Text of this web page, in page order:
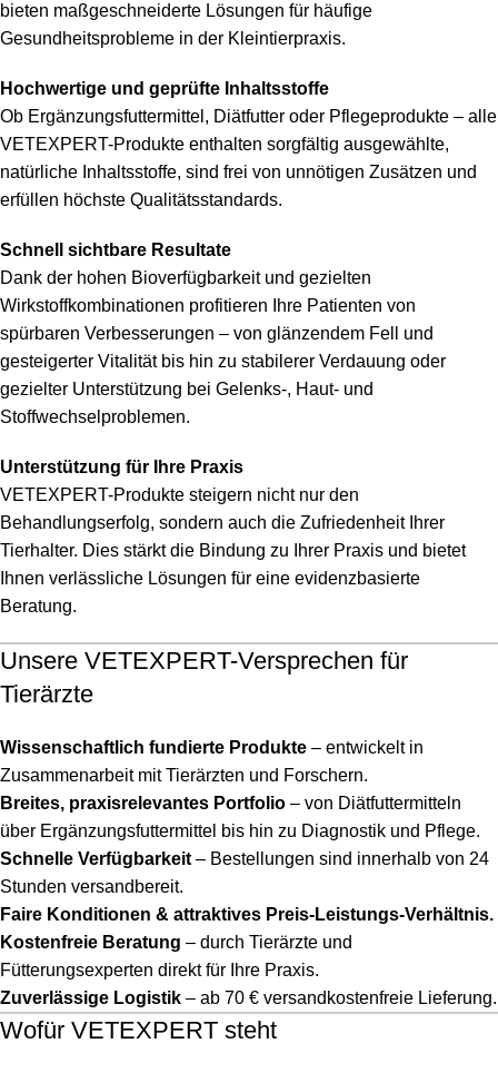
bieten maßgeschneiderte Lösungen für häufige
Gesundheitsprobleme in der Kleintierpraxis.
Hochwertige und geprüfte Inhaltsstoffe
Ob Ergänzungsfuttermittel, Diätfutter oder Pflegeprodukte – alle
VETEXPERT-Produkte enthalten sorgfältig ausgewählte,
natürliche Inhaltsstoffe, sind frei von unnötigen Zusätzen und
erfüllen höchste Qualitätsstandards.
Schnell sichtbare Resultate
Dank der hohen Bioverfügbarkeit und gezielten
Wirkstoffkombinationen profitieren Ihre Patienten von
spürbaren Verbesserungen – von glänzendem Fell und
gesteigerter Vitalität bis hin zu stabilerer Verdauung oder
gezielter Unterstützung bei Gelenks-, Haut- und
Stoffwechselproblemen.
Unterstützung für Ihre Praxis
VETEXPERT-Produkte steigern nicht nur den
Behandlungserfolg, sondern auch die Zufriedenheit Ihrer
Tierhalter. Dies stärkt die Bindung zu Ihrer Praxis und bietet
Ihnen verlässliche Lösungen für eine evidenzbasierte
Beratung.
Unsere VETEXPERT-Versprechen für
Tierärzte
Wissenschaftlich fundierte Produkte – entwickelt in
Zusammenarbeit mit Tierärzten und Forschern.
Breites, praxisrelevantes Portfolio – von Diätfuttermitteln
über Ergänzungsfuttermittel bis hin zu Diagnostik und Pflege.
Schnelle Verfügbarkeit – Bestellungen sind innerhalb von 24
Stunden versandbereit.
Faire Konditionen & attraktives Preis-Leistungs-Verhältnis.
Kostenfreie Beratung – durch Tierärzte und
Fütterungsexperten direkt für Ihre Praxis.
Zuverlässige Logistik – ab 70 € versandkostenfreie Lieferung.
Wofür VETEXPERT steht